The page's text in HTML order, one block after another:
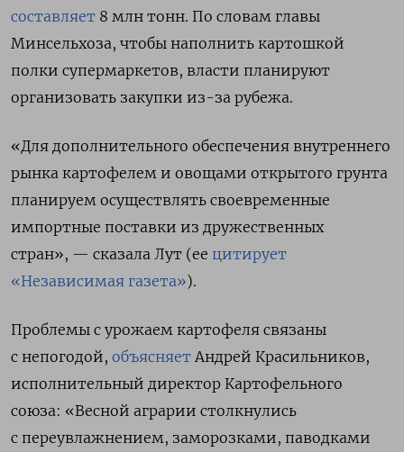
составляет 8 млн тонн. По словам главы
Минсельхоза, чтобы наполнить картошкой
полки супермаркетов, власти планируют
организовать закупки из-за рубежа.
«Для дополнительного обеспечения внутреннего
рынка картофелем и овощами открытого грунта
планируем осуществлять своевременные
импортные поставки из дружественных
стран», — сказала Лут (ее цитирует
«Независимая газета»).
Проблемы с урожаем картофеля связаны
с непогодой, объясняет Андрей Красильников,
исполнительный директор Картофельного
союза: «Весной аграрии столкнулись
с переувлажнением, заморозками, паводками